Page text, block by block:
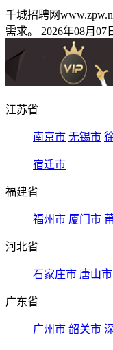
千城招聘网
需求。 2026年08月07
江苏省
南京市 无锡市
宿迁市
福建省
福州市 厦门市
河北省
石家庄市 唐山市
广东省
广州市 韶关市